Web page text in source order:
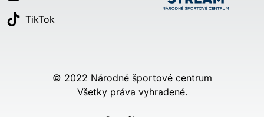
TikTok
© 2022 Národné športové centrum
Všetky práva vyhradené.